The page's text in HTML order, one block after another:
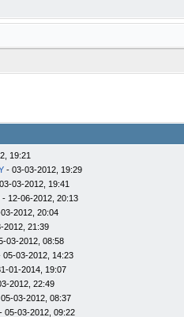
19:21
- 03-03-2012, 19:29
03-2012, 19:41
- 12-06-2012, 20:13
2012, 20:04
2012, 21:39
03-2012, 08:58
05-03-2012, 14:23
01-2014, 19:07
2012, 22:49
03-2012, 08:37
- 05-03-2012, 09:22